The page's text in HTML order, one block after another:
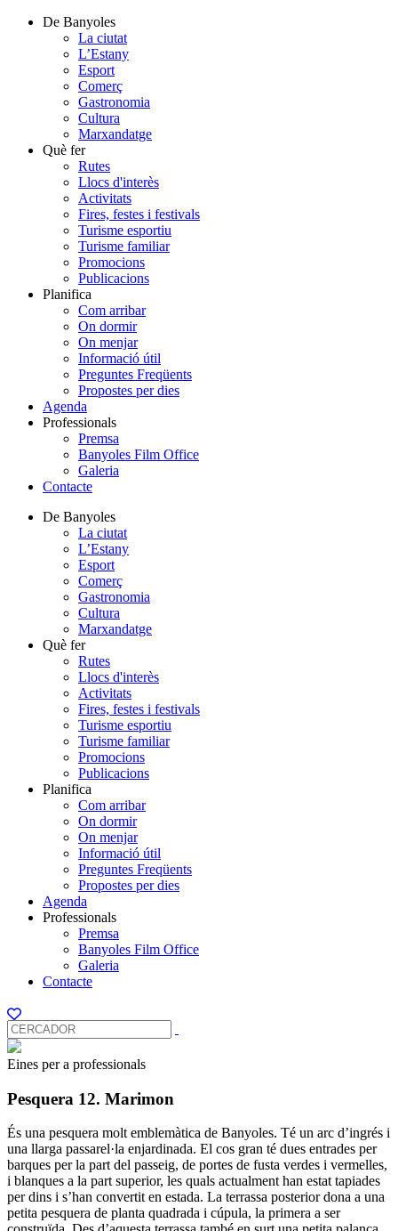
De Banyoles
La ciutat
L’Estany
Esport
Comerç
Gastronomia
Cultura
Marxandatge
Què fer
Rutes
Llocs d'interès
Activitats
Fires, festes i festivals
Turisme esportiu
Turisme familiar
Promocions
Publicacions
Planifica
Com arribar
On dormir
On menjar
Informació útil
Preguntes Freqüents
Propostes per dies
Agenda
Professionals
Premsa
Banyoles Film Office
Galeria
Contacte
De Banyoles
La ciutat
L’Estany
Esport
Comerç
Gastronomia
Cultura
Marxandatge
Què fer
Rutes
Llocs d'interès
Activitats
Fires, festes i festivals
Turisme esportiu
Turisme familiar
Promocions
Publicacions
Planifica
Com arribar
On dormir
On menjar
Informació útil
Preguntes Freqüents
Propostes per dies
Agenda
Professionals
Premsa
Banyoles Film Office
Galeria
Contacte
Eines per a professionals
Pesquera 12. Marimon
És una pesquera molt emblemàtica de Banyoles. Té un arc d’ingrés i
una llarga passarel·la enjardinada. El cos gran té dues entrades per
barques per la part del passeig, de portes de fusta verdes i vermelles,
i blanques a la part superior, les quals actualment han estat tapiades
per dins i s’han convertit en estada. La terrassa posterior dona a una
petita pesquera de planta quadrada i cúpula, la primera a ser